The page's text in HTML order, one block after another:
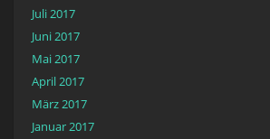
Juli 2017
Juni 2017
Mai 2017
April 2017
März 2017
Januar 2017